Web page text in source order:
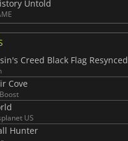
Untold
Creed Black Flag Resynced
Cove
US
Hunter